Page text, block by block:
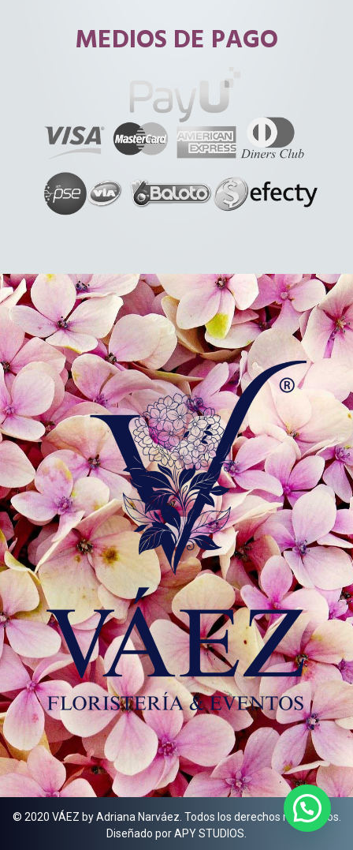
MEDIOS DE PAGO
© 2020 VÁEZ by Adriana Narváez. Todos los derechos reservados.
Diseñado por APY STUDIOS.